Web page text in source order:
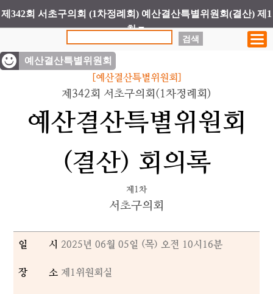
제342회 서초구의회 (1차정례회) 예산결산특별위원회(결산) 제1
차▼
검색
예산결산특별위원회
[예산결산특별위원회]
제342회 서초구의회(1차정례회)
예산결산특별위원회
(결산) 회의록
제1차
서초구의회
일 시 2025년 06월 05일 (목) 오전 10시16분
장 소 제1위원회실